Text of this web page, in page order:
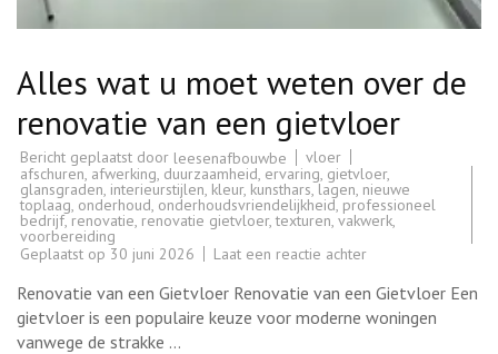
Alles wat u moet weten over de
renovatie van een gietvloer
Bericht geplaatst door leesenafbouwbe
vloer
afschuren, afwerking, duurzaamheid, ervaring, gietvloer,
glansgraden, interieurstijlen, kleur, kunsthars,lagen, nieuwe
toplaag, onderhoud, onderhoudsvriendelijkheid, professioneel
bedrijf,renovatie, renovatie gietvloer,texturen, vakwerk,
voorbereiding
Geplaatst op 30 juni 2026 Laat een reactie achterop
wat
u
moet
weten
Renovatie van een Gietvloer Renovatie van een Gietvloer Een
gietvloer is een populaire keuze voor moderne woningen
vanwege de strakke …